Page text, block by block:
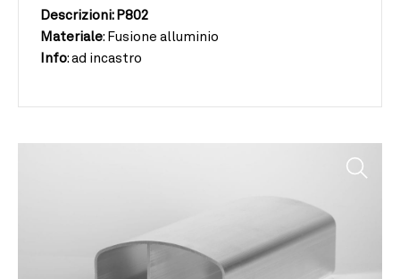
Descrizioni: P802
Materiale: Fusione alluminio
Info: ad incastro